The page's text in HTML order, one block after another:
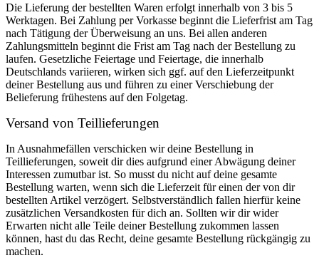
Die Lieferung der bestellten Waren erfolgt innerhalb von 3 bis 5
Werktagen. Bei Zahlung per Vorkasse beginnt die Lieferfrist am Tag
nach Tätigung der Überweisung an uns. Bei allen anderen
Zahlungsmitteln beginnt die Frist am Tag nach der Bestellung zu
laufen. Gesetzliche Feiertage und Feiertage, die innerhalb
Deutschlands variieren, wirken sich ggf. auf den Lieferzeitpunkt
deiner Bestellung aus und führen zu einer Verschiebung der
Belieferung frühestens auf den Folgetag.
Versand von Teillieferungen
In Ausnahmefällen verschicken wir deine Bestellung in
Teillieferungen, soweit dir dies aufgrund einer Abwägung deiner
Interessen zumutbar ist. So musst du nicht auf deine gesamte
Bestellung warten, wenn sich die Lieferzeit für einen der von dir
bestellten Artikel verzögert. Selbstverständlich fallen hierfür keine
zusätzlichen Versandkosten für dich an. Sollten wir dir wider
Erwarten nicht alle Teile deiner Bestellung zukommen lassen
können, hast du das Recht, deine gesamte Bestellung rückgängig zu
machen.